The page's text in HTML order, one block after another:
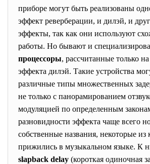
приборе могут быть реализованы
эффект реверберации, и дилэй, и
эффекты, так как они используют
работы. Но бывают и
процессоры, рассчитанные только
эффекта дилэй. Такие устройства
различные типы множественных
не только с панорамированием
модуляцией по определенным
разновидности эффекта чаще всего
собственные названия, некоторые из
прижились в музыкальном языке. К
slapback delay (короткая одиночная